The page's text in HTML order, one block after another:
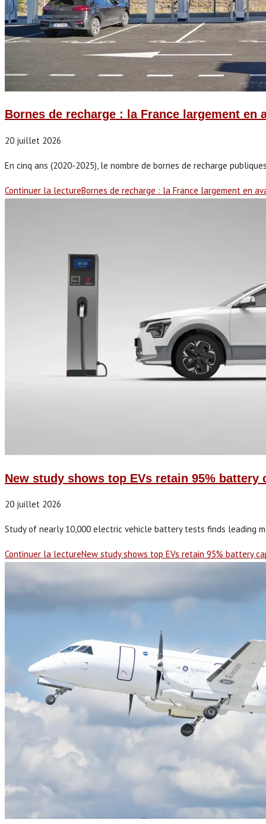
Bornes de recharge : la France largement
20 juillet 2026
En cinq ans (2020-2025), le nombre de bornes de recharge
Continuer la lectureBornes de recharge : la France largement en
New study shows top EVs retain 95% battery
20 juillet 2026
Study of nearly 10,000 electric vehicle battery tests finds leading
Continuer la lectureNew study shows top EVs retain 95% battery